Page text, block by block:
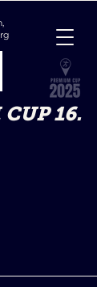
16.